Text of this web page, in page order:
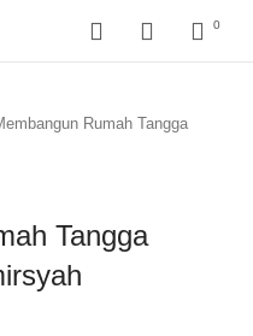
0
Rumah Tangga
Tangga